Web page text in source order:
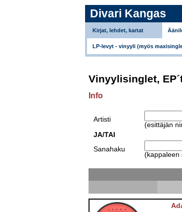
Divari Kangas
Kirjat, lehdet, kartat
LP-levyt - vinyyli (myös
Vinyylisinglet,
Info
Artisti
(esittäjän
JA/TAI
Sanahaku
(kappaleen